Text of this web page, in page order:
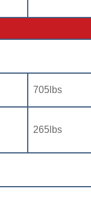
705lbs
265lbs